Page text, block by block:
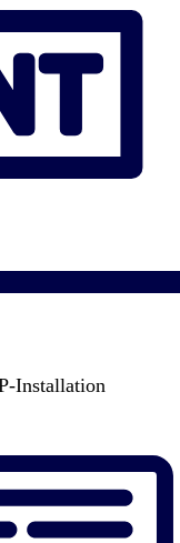
Installation